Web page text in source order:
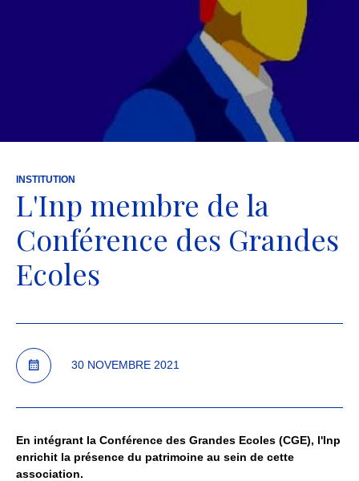
INSTITUTION
L'Inp membre de la
Conférence des Grandes
Ecoles
30 NOVEMBRE 2021
En intégrant la Conférence des Grandes Ecoles (CGE), l'Inp
enrichit la présence du patrimoine au sein de cette
association.